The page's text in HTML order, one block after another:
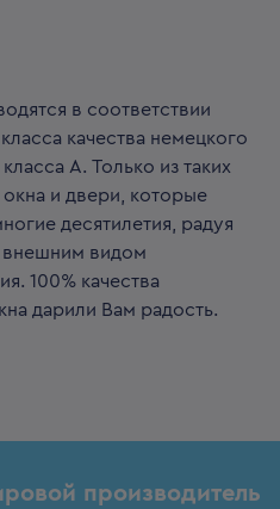
в соответствии
качества немецкого
А. Только из таких
и двери, которые
десятилетия, радуя
внешним видом
100% качества
дарили Вам радость.
производитель